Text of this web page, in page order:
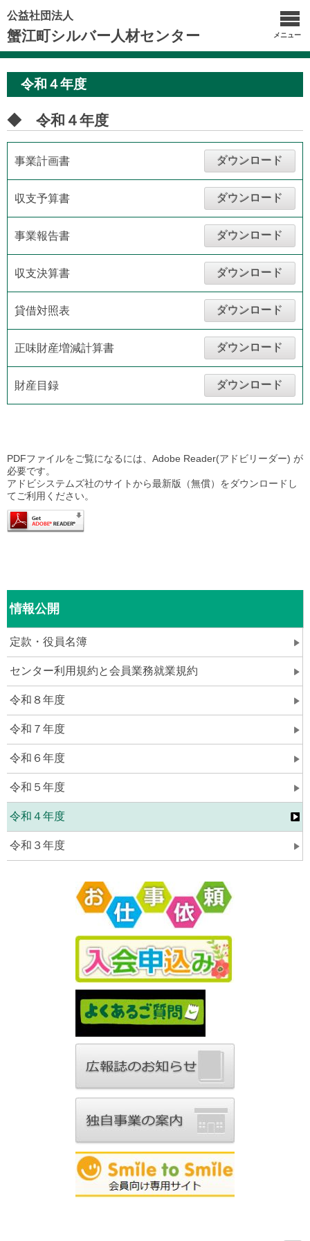
公益社団法人
蟹江町シルバー人材センター メニュー
令和４年度
◆ 令和４年度
事業計画書 ダウンロード
収支予算書 ダウンロード
事業報告書 ダウンロード
収支決算書 ダウンロード
貸借対照表 ダウンロード
正味財産増減計算書 ダウンロード
財産目録 ダウンロード
PDFファイルをご覧になるには、Adobe Reader(アドビリーダー) が
必要です。
アドビシステムズ社のサイトから最新版（無償）をダウンロードし
てご利用ください。
情報公開
定款・役員名簿
センター利用規約と会員業務就業規約
令和８年度
令和７年度
令和６年度
令和５年度
令和４年度
令和３年度